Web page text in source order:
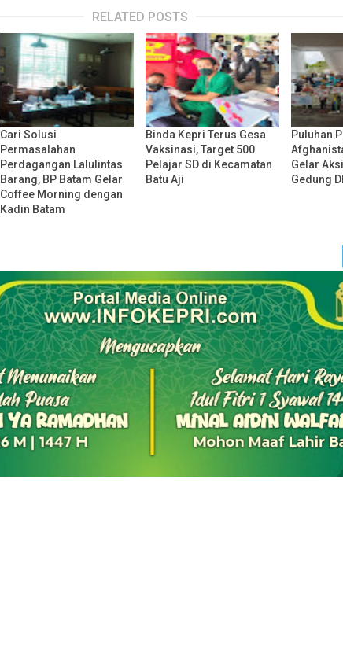
RELATED POSTS
Cari Solusi
Permasalahan
Perdagangan Lalulintas
Barang, BP Batam Gelar
Coffee Morning dengan
Kadin Batam
Binda Kepri Terus Gesa
Vaksinasi, Target 500
Pelajar SD di Kecamatan
Batu Aji
Puluhan
Gelar
Gedung